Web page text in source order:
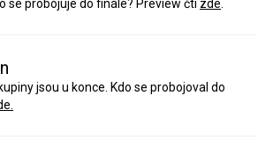
se probojuje do finále? Preview čti zde
jsou u konce. Kdo se probojoval do